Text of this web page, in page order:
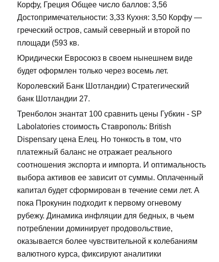
Корфу, Греция Общее число баллов: 3,56
Достопримечательности: 3,33 Кухня: 3,50 Корфу —
греческий остров, самый северный и второй по
площади (593 кв.
Юридически Евросоюз в своем нынешнем виде
будет оформлен только через восемь лет.
Королевский Банк Шотландии) Стратегический
банк Шотландии 27.
Тренболон энантат 100 сравнить цены Губкин - SP
Labolatories стоимость Ставрополь: British
Dispensary цена Елец. Но тонкость в том, что
платежный баланс не отражает реального
соотношения экспорта и импорта. И оптимальность
выбора активов ее зависит от суммы. Оплаченный
капитал будет сформирован в течение семи лет. А
пока Прокунин подходит к первому огневому
рубежу. Динамика инфляции для бедных, в чьем
потреблении доминирует продовольствие,
оказывается более чувствительной к колебаниям
валютного курса, фиксируют аналитики